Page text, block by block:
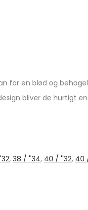
for en blød og
bliver de hurtigt
, 38 / ''34, 40 / ''32, 40